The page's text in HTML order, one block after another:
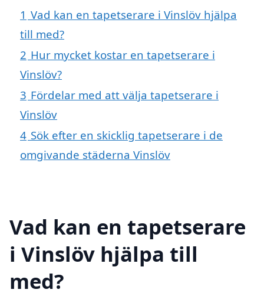
1 Vad kan en tapetserare i Vinslöv hjälpa
till med?
2 Hur mycket kostar en tapetserare i
Vinslöv?
3 Fördelar med att välja tapetserare i
Vinslöv
4 Sök efter en skicklig tapetserare i de
omgivande städerna Vinslöv
Vad kan en tapetserare
i Vinslöv hjälpa till
med?